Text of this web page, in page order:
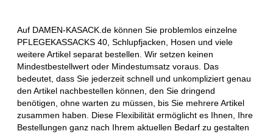
Auf DAMEN-KASACK.de können Sie problemlos einzelne
PFLEGEKASSACKS 40, Schlupfjacken, Hosen und viele
weitere Artikel separat bestellen. Wir setzen keinen
Mindestbestellwert oder Mindestumsatz voraus. Das
bedeutet, dass Sie jederzeit schnell und unkompliziert genau
den Artikel nachbestellen können, den Sie dringend
benötigen, ohne warten zu müssen, bis Sie mehrere Artikel
zusammen haben. Diese Flexibilität ermöglicht es Ihnen, Ihre
Bestellungen ganz nach Ihrem aktuellen Bedarf zu gestalten